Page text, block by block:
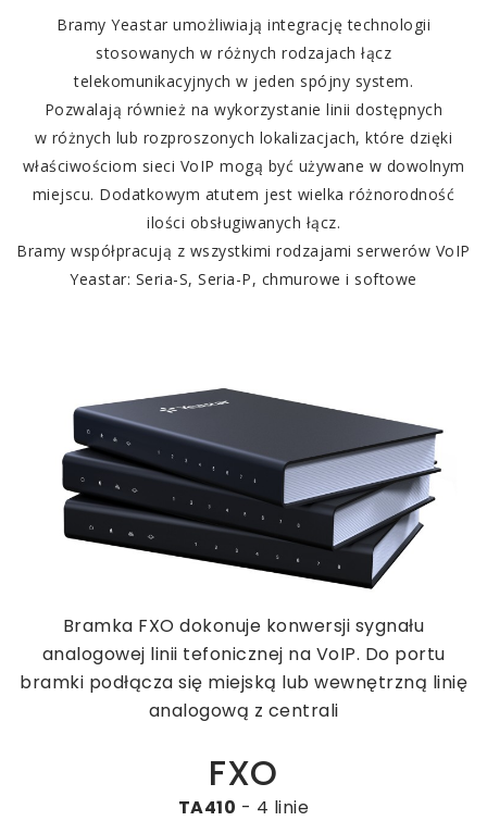
Bramy Yeastar umożliwiają integrację technologii
stosowanych w różnych rodzajach łącz
telekomunikacyjnych w jeden spójny system.
Pozwalają również na wykorzystanie linii dostępnych
w różnych lub rozproszonych lokalizacjach, które dzięki
właściwościom sieci VoIP mogą być używane w dowolnym
miejscu. Dodatkowym atutem jest wielka różnorodność
ilości obsługiwanych łącz.
Bramy współpracują z wszystkimi rodzajami serwerów VoIP
Yeastar: Seria-S, Seria-P, chmurowei softowe
Bramka FXO dokonuje konwersji sygnału
analogowej linii tefonicznej na VoIP. Do portu
bramki podłącza się miejską lub wewnętrzną linię
analogową z centrali
FXO
TA410 - 4 linie